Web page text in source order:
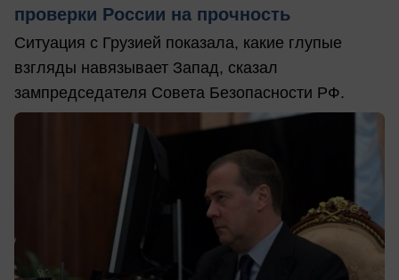
проверки России на прочность
Ситуация с Грузией показала, какие глупые
взгляды навязывает Запад, сказал
зампредседателя Совета Безопасности РФ.